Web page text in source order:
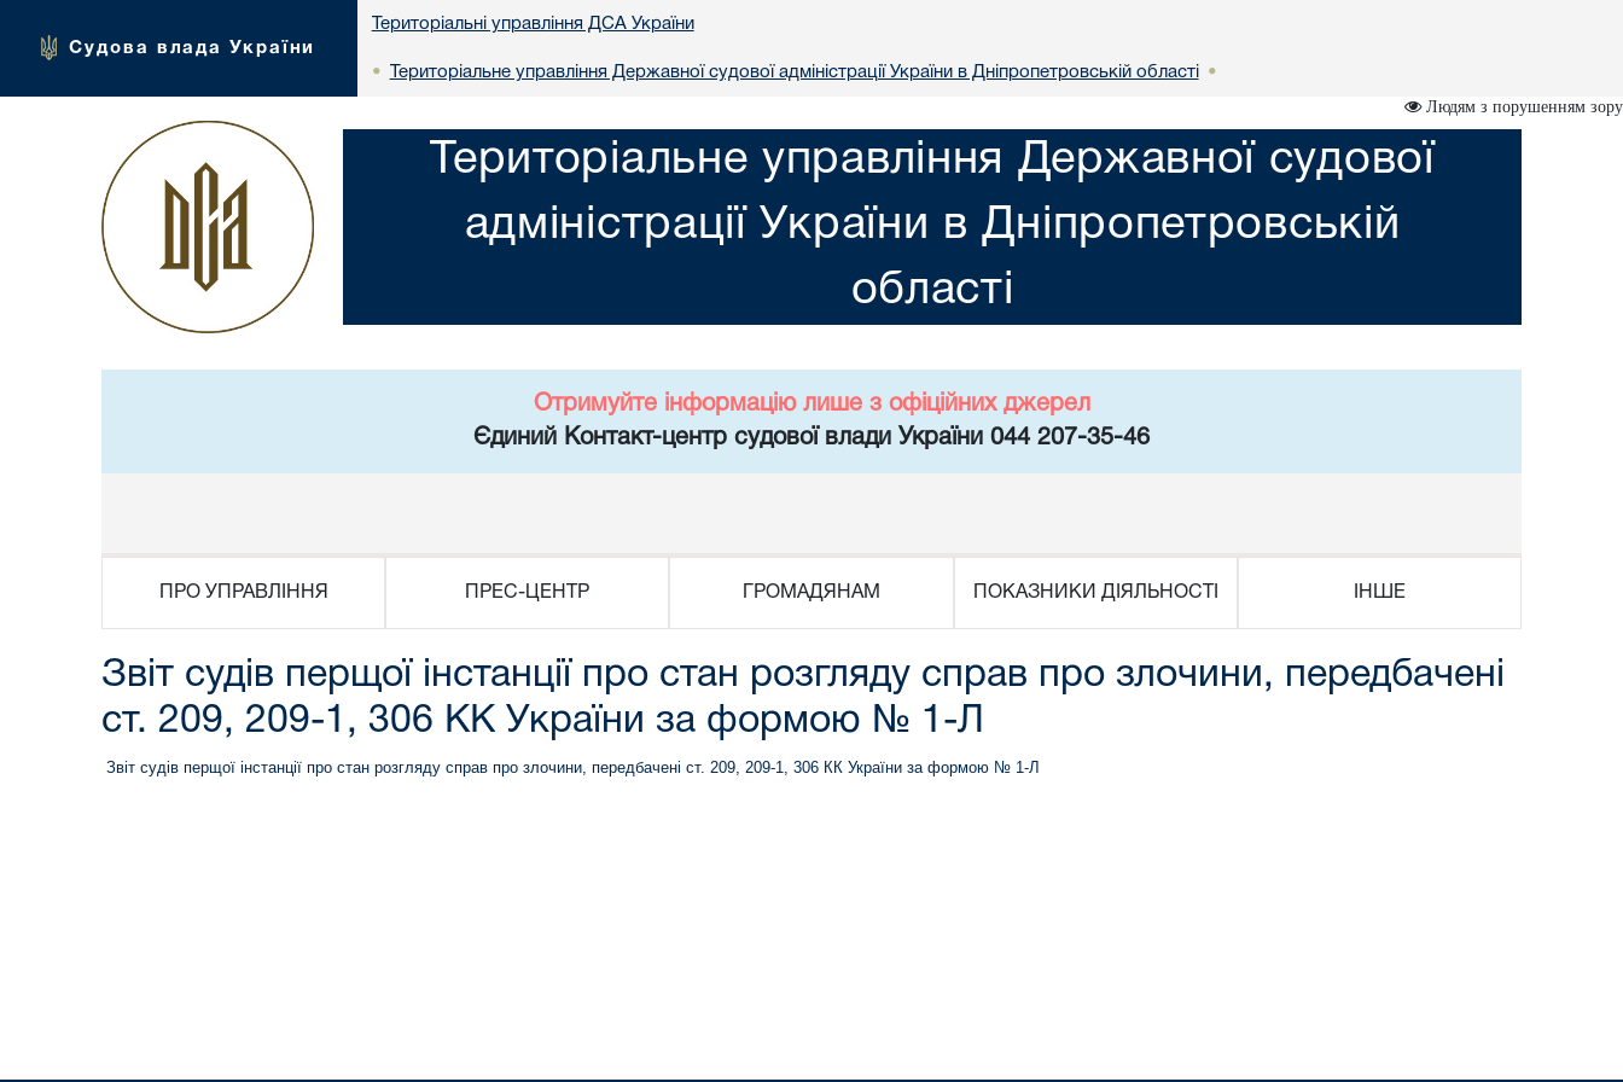
Судова влада України
Територіальні управління ДСА України
• Територіальне управління Державної судової адміністрації України в Днiпропетровській областi
•
Людям з порушенням зору
Територіальне управління Державної судової
адміністрації України в Днiпропетровській
областi
Отримуйте інформацію лише з офіційних джерел
Єдиний Контакт-центр судової влади України 044 207-35-46
ПРО УПРАВЛІННЯ ПРЕС-ЦЕНТР ГРОМАДЯНАМ ПОКАЗНИКИ ДІЯЛЬНОСТІ ІНШЕ
Звіт судів перщої інстанції про стан розгляду справ про злочини, передбачені
ст. 209, 209-1, 306 КК України за формою № 1-Л
Звіт судів перщої інстанції про стан розгляду справ про злочини, передбачені ст. 209, 209-1, 306 КК України за формою № 1-Л